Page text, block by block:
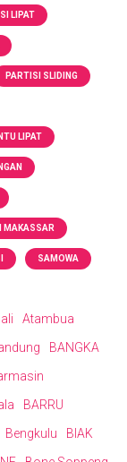
LIPAT
PARTISI SLIDING
LIPAT
MAKASSAR
SAMOWA
Atambua
BANGKA
BARRU
Bengkulu
BIAK